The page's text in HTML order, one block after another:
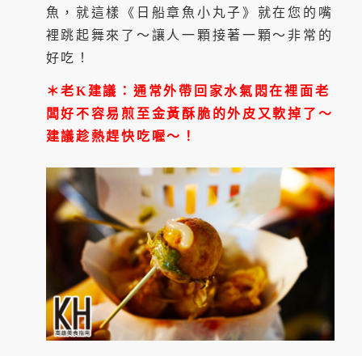
魚，就這樣《日船章魚小丸子》就在您的嘴
裡跳起舞來了～讓人一顆接著一顆～非常的
好吃！
＊老K建議：通常外帶回家水氣悶在裡面老
闆好不容易煎至金黃酥脆的外皮又軟掉了～
建議趁熱趕快吃喔～！